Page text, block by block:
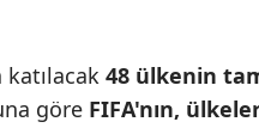
İzmir
48 ülkenin
göre FIFA'nın,